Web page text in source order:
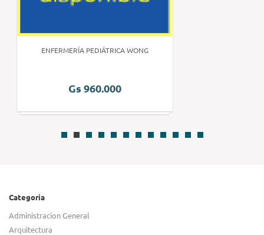
ENFERMERÍA PEDIÁTRICA WONG
Gs 960.000
Categoria
Administracion General
Arquitectura